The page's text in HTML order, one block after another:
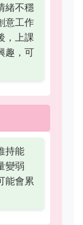
緒不穩
意工作
，上課
趣，可
持能
變弱
能會累